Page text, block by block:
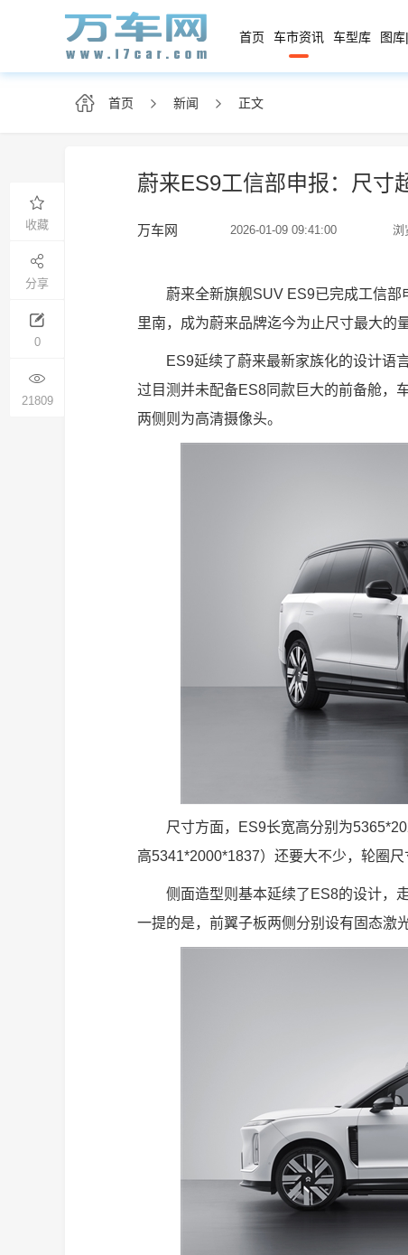
首页 车市资讯 车型库 图
首页 新闻 正文
蔚来ES9工信部申报：尺寸
万车网 2026-01-09 09:41:00 浏
收藏
分享
0
21809
蔚来全新旗舰SUV ES9已完成工信
里南，成为蔚来品牌迄今为止尺寸最大的
ES9延续了蔚来最新家族化的设计语
过目测并未配备ES8同款巨大的前备舱，
两侧则为高清摄像头。
尺寸方面，ES9长宽高分别为
高5341*2000*1837）还要大不少，轮圈
侧面造型则基本延续了ES8的设计，
一提的是，前翼子板两侧分别设有固态激